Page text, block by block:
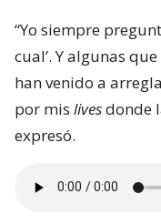
“Yo siempre
cual’. Y algunas
han venido a
por mis livesdonde
expresó.